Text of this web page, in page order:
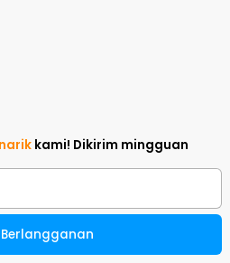
kami! Dikirim mingguan